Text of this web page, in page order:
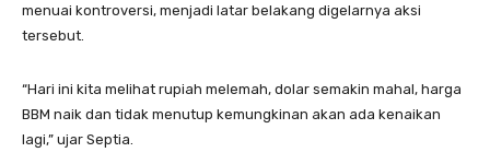
menuai kontroversi, menjadi latar belakang digelarnya aksi
tersebut.
“Hari ini kita melihat rupiah melemah, dolar semakin mahal, harga
BBM naik dan tidak menutup kemungkinan akan ada kenaikan
lagi,” ujar Septia.